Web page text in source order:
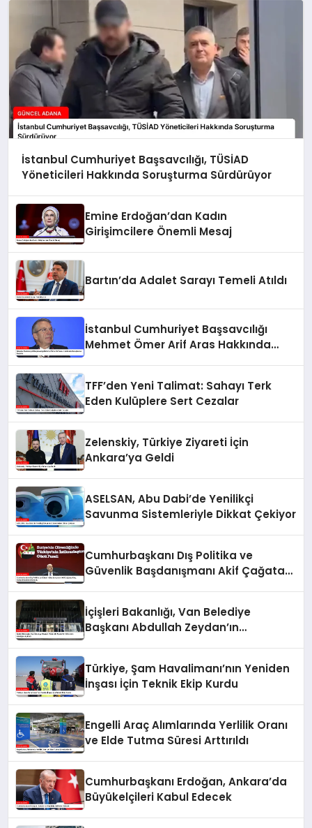
İstanbul Cumhuriyet Başsavcılığı, TÜSİAD
Yöneticileri Hakkında Soruşturma Sürdürüyor
Emine Erdoğan’dan Kadın
Girişimcilere Önemli Mesaj
Bartın’da Adalet Sarayı Temeli Atıldı
İstanbul Cumhuriyet Başsavcılığı
Mehmet Ömer Arif Aras Hakkında
TFF’den Yeni Talimat: Sahayı Terk
Eden Kulüplere Sert Cezalar
Zelenskiy, Türkiye Ziyareti İçin
Ankara’ya Geldi
ASELSAN, Abu Dabi’de Yenilikçi
Savunma Sistemleriyle Dikkat Çekiyor
Cumhurbaşkanı Dış Politika ve
Güvenlik Başdanışmanı Akif Çağatay
İçişleri Bakanlığı, Van Belediye
Başkanı Abdullah Zeydan’ın
Türkiye, Şam Havalimanı’nın Yeniden
İnşası İçin Teknik Ekip Kurdu
Engelli Araç Alımlarında Yerlilik Oranı
ve Elde Tutma Süresi Arttırıldı
Cumhurbaşkanı Erdoğan, Ankara’da
Büyükelçileri Kabul Edecek